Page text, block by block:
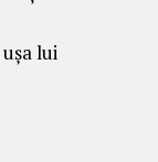
lui